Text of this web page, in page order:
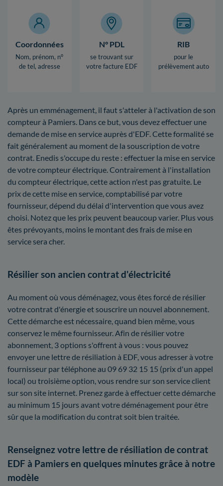
Coordonnées
Nom, prénom, n°
de tel, adresse
N° PDL
se trouvant sur
votre facture EDF
RIB
pour le
prélèvement auto
Après un emménagement, il faut s'atteler à l'activation de son
compteur à Pamiers. Dans ce but, vous devez effectuer une
demande de mise en service auprès d'EDF. Cette formalité se
fait généralement au moment de la souscription de votre
contrat. Enedis s'occupe du reste : effectuer la mise en service
de votre compteur électrique. Contrairement à l'installation
du compteur électrique, cette action n'est pas gratuite. Le
prix de cette mise en service, comptabilisé par votre
fournisseur, dépend du délai d'intervention que vous avez
choisi. Notez que les prix peuvent beaucoup varier. Plus vous
êtes prévoyants, moins le montant des frais de mise en
service sera cher.
Résilier son ancien contrat d'électricité
Au moment où vous déménagez, vous êtes forcé de résilier
votre contrat d'énergie et souscrire un nouvel abonnement.
Cette démarche est nécessaire, quand bien même, vous
conservez le même fournisseur. Afin de résilier votre
abonnement, 3 options s'offrent à vous : vous pouvez
envoyer une lettre de résiliation à EDF, vous adresser à votre
fournisseur par téléphone au 09 69 32 15 15 (prix d'un appel
local) ou troisième option, vous rendre sur son service client
sur son site internet. Prenez garde à effectuer cette démarche
au minimum 15 jours avant votre déménagement pour être
sûr que la modification du contrat soit bien traitée.
Renseignez votre lettre de résiliation de contrat
EDF à Pamiers en quelques minutes grâce à notre
modèle